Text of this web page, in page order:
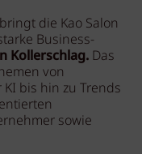
bringt die Kao Salon
Business-
Kollerschlag. Das
von
bis hin zu Trends
sowie